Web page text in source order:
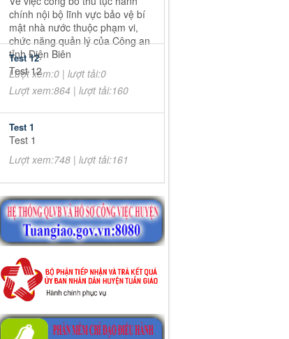
chính nội bộ lĩnh vực bảo vệ bí
mật nhà nước thuộc phạm vi,
chức năng quản lý của Công an
tỉnh Điện Biên
Lượt xem:0 | lượt tải:0
Test 12
Test 12
Lượt xem:864 | lượt tải:160
Test 1
Test 1
Lượt xem:748 | lượt tải:161